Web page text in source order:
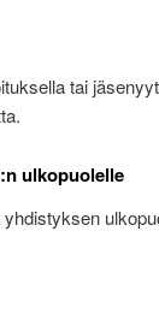
tai
ulkopuolelle